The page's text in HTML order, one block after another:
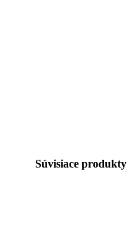
Súvisiace produkty